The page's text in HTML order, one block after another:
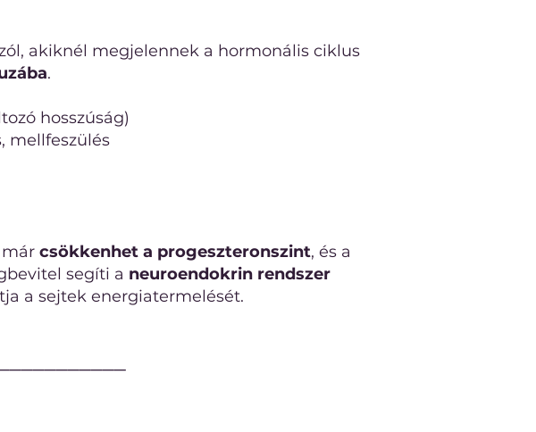
akiknél megjelennek a hormonális ciklus
.
hosszúság)
mellfeszülés
csökkenhet a progeszteronszint, és a
segíti a neuroendokrin rendszer
a sejtek energiatermelését.